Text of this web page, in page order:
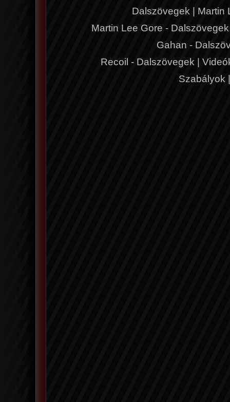
Dalszövegek
Martin
Martin Lee Gore - Dalszövegek
Gahan -
Recoil - Dalszövegek
Szabályok